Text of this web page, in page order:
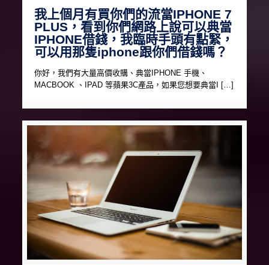
我上個月有買你們的流當IPHONE 7
PLUS，看到你們網路上說可以典當
IPHONE借錢，我臨時手頭有點緊，
可以用那隻iphone跟你們借錢嗎？
你好，我們有大量高價收購、典當IPHONE 手機、
MACBOOK 、IPAD 等蘋果3C產品，如果您想要典當I […]